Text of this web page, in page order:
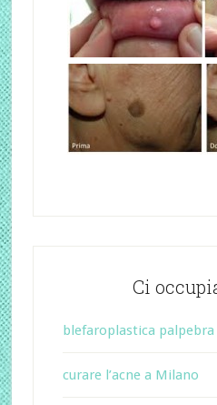
Ci
blefaroplastica
curare l’acne a Milano